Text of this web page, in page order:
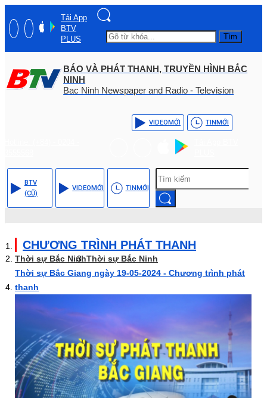
Tải App
BTV
PLUS
Tìm
BÁO VÀ PHÁT THANH, TRUYỀN HÌNH BẮC
NINH
Bac Ninh Newspaper and Radio - Television
VIDEOMỚI TINMỚI
BTV
(CŨ)
VIDEOMỚI TINMỚI
CHƯƠNG TRÌNH PHÁT THANH
Thời sự Bắc NinhThời sự Bắc Ninh
Thời sự Bắc Giang ngày 19-05-2024 - Chương trình phát
thanh